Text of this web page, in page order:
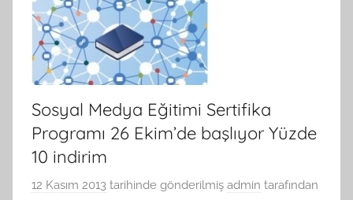
Sosyal Medya Eğitimi Sertifika
Programı 26 Ekim’de başlıyor Yüzde
10 indirim
12 Kasım 2013 tarihinde gönderilmiş admin tarafından